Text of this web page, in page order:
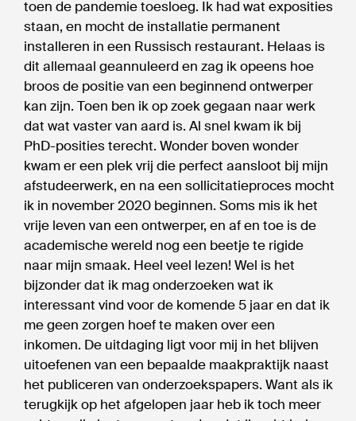
toen de pandemie toesloeg. Ik had wat exposities
staan, en mocht de installatie permanent
installeren in een Russisch restaurant. Helaas is
dit allemaal geannuleerd en zag ik opeens hoe
broos de positie van een beginnend ontwerper
kan zijn. Toen ben ik op zoek gegaan naar werk
dat wat vaster van aard is. Al snel kwam ik bij
PhD-posities terecht. Wonder boven wonder
kwam er een plek vrij die perfect aansloot bij mijn
afstudeerwerk, en na een sollicitatieproces mocht
ik in november 2020 beginnen. Soms mis ik het
vrije leven van een ontwerper, en af en toe is de
academische wereld nog een beetje te rigide
naar mijn smaak. Heel veel lezen! Wel is het
bijzonder dat ik mag onderzoeken wat ik
interessant vind voor de komende 5 jaar en dat ik
me geen zorgen hoef te maken over een
inkomen. De uitdaging ligt voor mij in het blijven
uitoefenen van een bepaalde maakpraktijk naast
het publiceren van onderzoekspapers. Want als ik
terugkijk op het afgelopen jaar heb ik toch meer